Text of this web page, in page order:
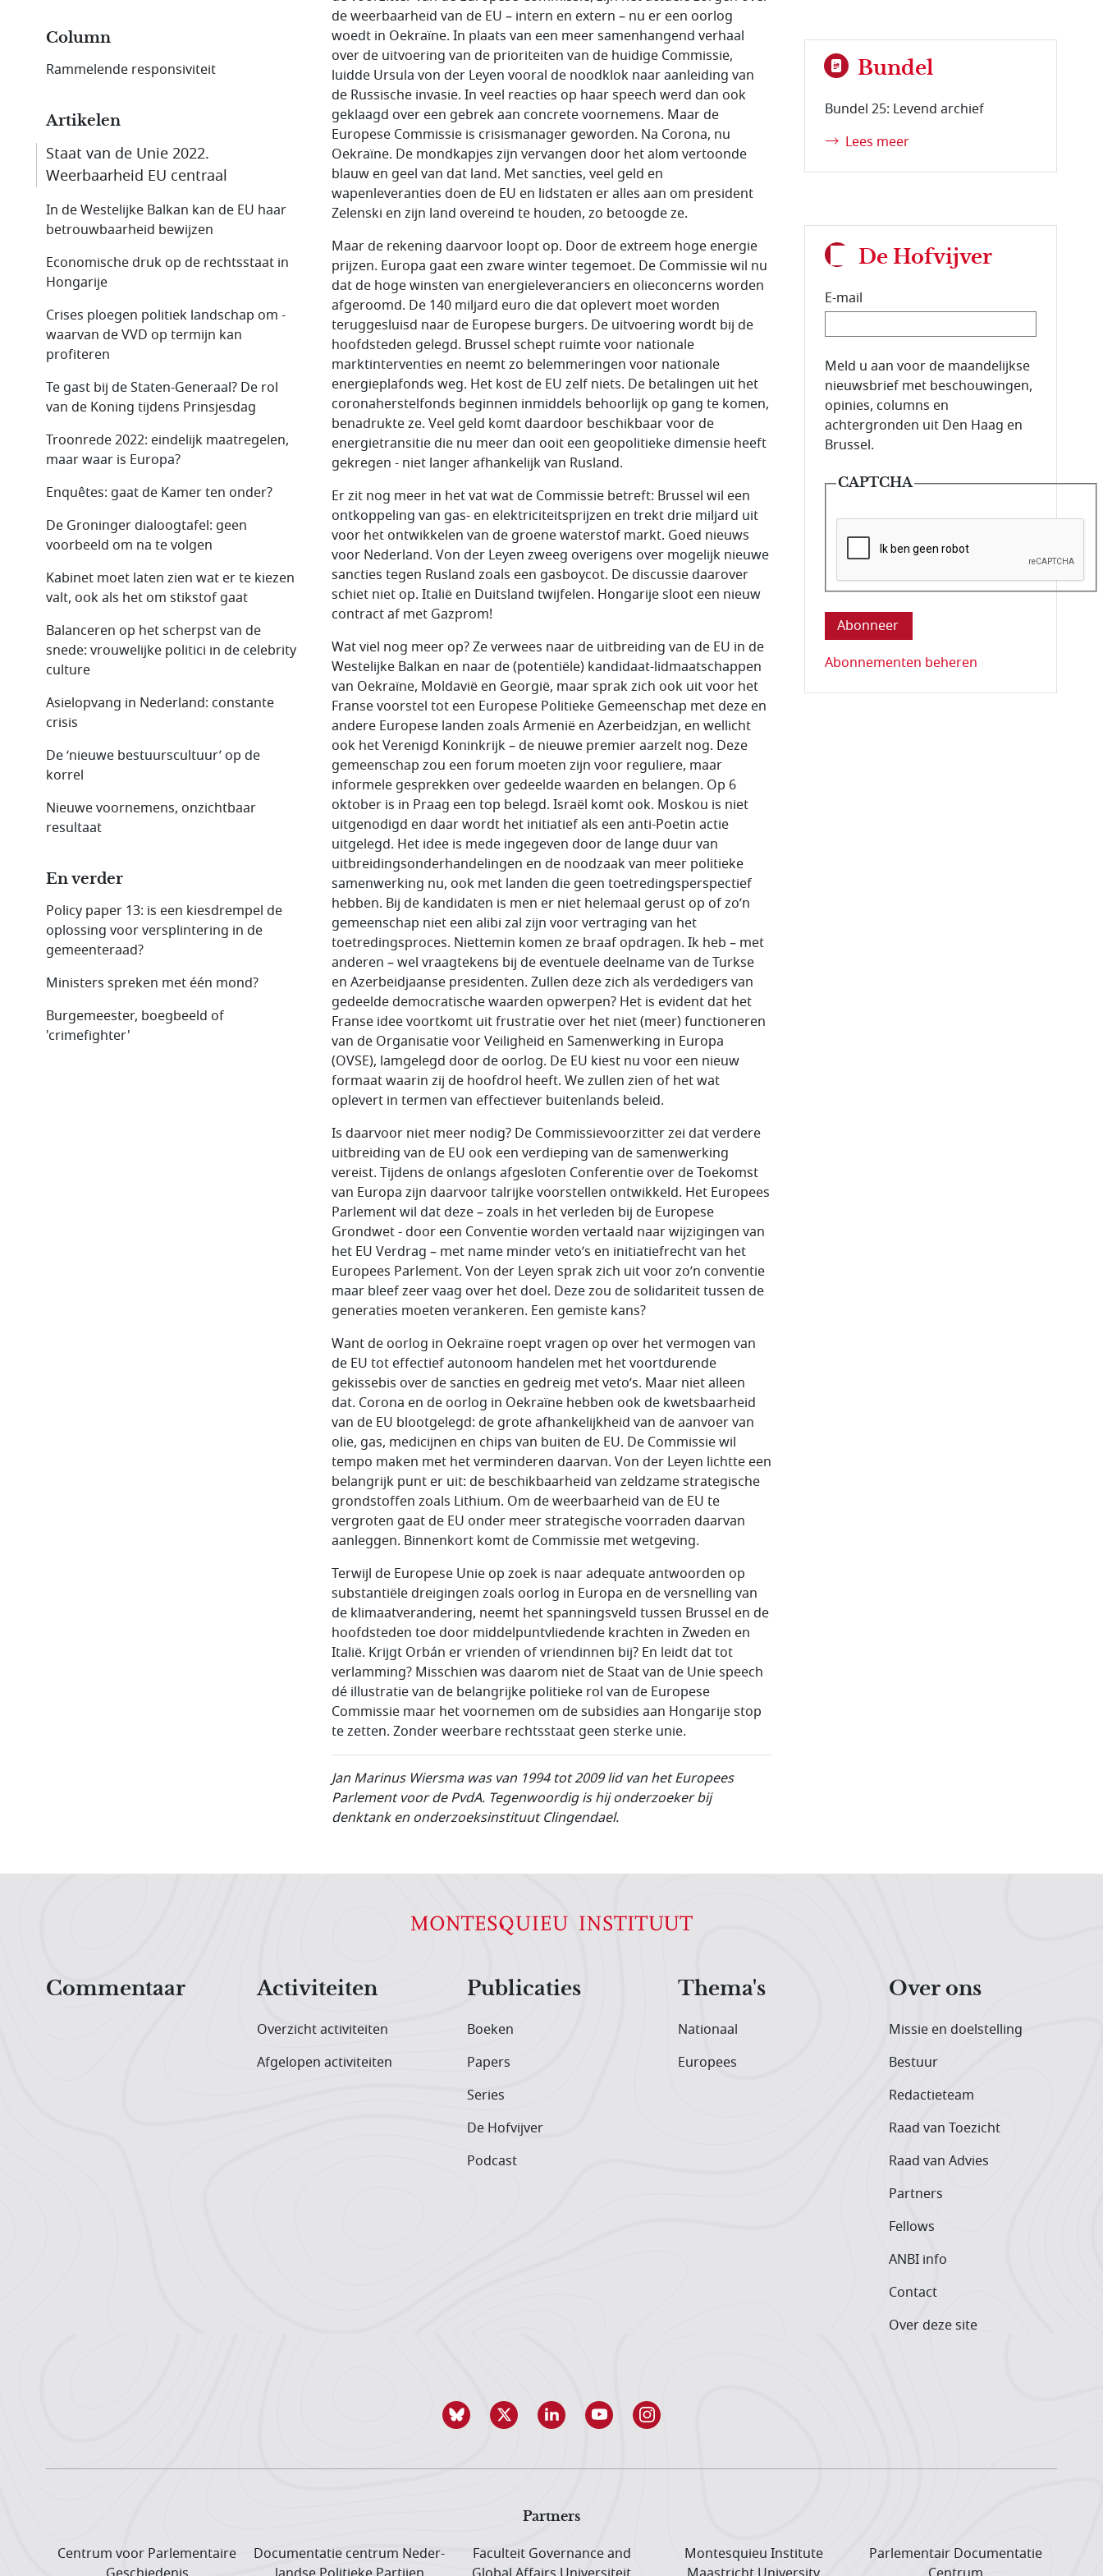
de weerbaarheid van de EU – intern en extern – nu er een oorlog
woedt in Oekraïne. In plaats van een meer samenhangend verhaal
over de uitvoering van de prioriteiten van de huidige Commissie,
luidde Ursula von der Leyen vooral de noodklok naar aanleiding van
de Russische invasie. In veel reacties op haar speech werd dan ook
geklaagd over een gebrek aan concrete voornemens. Maar de
Europese Commissie is crisismanager geworden. Na Corona, nu
Oekraïne. De mondkapjes zijn vervangen door het alom vertoonde
blauw en geel van dat land. Met sancties, veel geld en
wapenleveranties doen de EU en lidstaten er alles aan om president
Zelenski en zijn land overeind te houden, zo betoogde ze.
Maar de rekening daarvoor loopt op. Door de extreem hoge energie
prijzen. Europa gaat een zware winter tegemoet. De Commissie wil nu
dat de hoge winsten van energieleveranciers en olieconcerns worden
afgeroomd. De 140 miljard euro die dat oplevert moet worden
teruggesluisd naar de Europese burgers. De uitvoering wordt bij de
hoofdsteden gelegd. Brussel schept ruimte voor nationale
marktinterventies en neemt zo belemmeringen voor nationale
energieplafonds weg. Het kost de EU zelf niets. De betalingen uit het
coronaherstelfonds beginnen inmiddels behoorlijk op gang te komen,
benadrukte ze. Veel geld komt daardoor beschikbaar voor de
energietransitie die nu meer dan ooit een geopolitieke dimensie heeft
gekregen - niet langer afhankelijk van Rusland.
Er zit nog meer in het vat wat de Commissie betreft: Brussel wil een
ontkoppeling van gas- en elektriciteitsprijzen en trekt drie miljard uit
voor het ontwikkelen van de groene waterstof markt. Goed nieuws
voor Nederland. Von der Leyen zweeg overigens over mogelijk nieuwe
sancties tegen Rusland zoals een gasboycot. De discussie daarover
schiet niet op. Italië en Duitsland twijfelen. Hongarije sloot een nieuw
contract af met Gazprom!
Wat viel nog meer op? Ze verwees naar de uitbreiding van de EU in de
Westelijke Balkan en naar de (potentiële) kandidaat-lidmaatschappen
van Oekraïne, Moldavië en Georgië, maar sprak zich ook uit voor het
Franse voorstel tot een Europese Politieke Gemeenschap met deze en
andere Europese landen zoals Armenië en Azerbeidzjan, en wellicht
ook het Verenigd Koninkrijk – de nieuwe premier aarzelt nog. Deze
gemeenschap zou een forum moeten zijn voor reguliere, maar
informele gesprekken over gedeelde waarden en belangen. Op 6
oktober is in Praag een top belegd. Israël komt ook. Moskou is niet
uitgenodigd en daar wordt het initiatief als een anti-Poetin actie
uitgelegd. Het idee is mede ingegeven door de lange duur van
uitbreidingsonderhandelingen en de noodzaak van meer politieke
samenwerking nu, ook met landen die geen toetredingsperspectief
hebben. Bij de kandidaten is men er niet helemaal gerust op of zo’n
gemeenschap niet een alibi zal zijn voor vertraging van het
toetredingsproces. Niettemin komen ze braaf opdragen. Ik heb – met
anderen – wel vraagtekens bij de eventuele deelname van de Turkse
en Azerbeidjaanse presidenten. Zullen deze zich als verdedigers van
gedeelde democratische waarden opwerpen? Het is evident dat het
Franse idee voortkomt uit frustratie over het niet (meer) functioneren
van de Organisatie voor Veiligheid en Samenwerking in Europa
(OVSE), lamgelegd door de oorlog. De EU kiest nu voor een nieuw
formaat waarin zij de hoofdrol heeft. We zullen zien of het wat
oplevert in termen van effectiever buitenlands beleid.
Is daarvoor niet meer nodig? De Commissievoorzitter zei dat verdere
uitbreiding van de EU ook een verdieping van de samenwerking
vereist. Tijdens de onlangs afgesloten Conferentie over de Toekomst
van Europa zijn daarvoor talrijke voorstellen ontwikkeld. Het Europees
Parlement wil dat deze – zoals in het verleden bij de Europese
Grondwet - door een Conventie worden vertaald naar wijzigingen van
het EU Verdrag – met name minder veto’s en initiatiefrecht van het
Europees Parlement. Von der Leyen sprak zich uit voor zo’n conventie
maar bleef zeer vaag over het doel. Deze zou de solidariteit tussen de
generaties moeten verankeren. Een gemiste kans?
Want de oorlog in Oekraïne roept vragen op over het vermogen van
de EU tot effectief autonoom handelen met het voortdurende
gekissebis over de sancties en gedreig met veto’s. Maar niet alleen
dat. Corona en de oorlog in Oekraïne hebben ook de kwetsbaarheid
van de EU blootgelegd: de grote afhankelijkheid van de aanvoer van
olie, gas, medicijnen en chips van buiten de EU. De Commissie wil
tempo maken met het verminderen daarvan. Von der Leyen lichtte een
belangrijk punt er uit: de beschikbaarheid van zeldzame strategische
grondstoffen zoals Lithium. Om de weerbaarheid van de EU te
vergroten gaat de EU onder meer strategische voorraden daarvan
aanleggen. Binnenkort komt de Commissie met wetgeving.
Terwijl de Europese Unie op zoek is naar adequate antwoorden op
substantiële dreigingen zoals oorlog in Europa en de versnelling van
de klimaatverandering, neemt het spanningsveld tussen Brussel en de
hoofdsteden toe door middelpuntvliedende krachten in Zweden en
Italië. Krijgt Orbán er vrienden of vriendinnen bij? En leidt dat tot
verlamming? Misschien was daarom niet de Staat van de Unie speech
dé illustratie van de belangrijke politieke rol van de Europese
Commissie maar het voornemen om de subsidies aan Hongarije stop
te zetten. Zonder weerbare rechtsstaat geen sterke unie.
Jan Marinus Wiersma was van 1994 tot 2009 lid van het Europees
Parlement voor de PvdA. Tegenwoordig is hij onderzoeker bij
denktank en onderzoeksinstituut Clingendael.
Column
Rammelende responsiviteit
Artikelen
Staat van de Unie 2022.
Weerbaarheid EU centraal
In de Westelijke Balkan kan de EU haar
betrouwbaarheid bewijzen
Economische druk op de rechtsstaat in
Hongarije
Crises ploegen politiek landschap om -
waarvan de VVD op termijn kan
profiteren
Te gast bij de Staten-Generaal? De rol
van de Koning tijdens Prinsjesdag
Troonrede 2022: eindelijk maatregelen,
maar waar is Europa?
Enquêtes: gaat de Kamer ten onder?
De Groninger dialoogtafel: geen
voorbeeld om na te volgen
Kabinet moet laten zien wat er te kiezen
valt, ook als het om stikstof gaat
Balanceren op het scherpst van de
snede: vrouwelijke politici in de celebrity
culture
Asielopvang in Nederland: constante
crisis
De ‘nieuwe bestuurscultuur’ op de
korrel
Nieuwe voornemens, onzichtbaar
resultaat
En verder
Policy paper 13: is een kiesdrempel de
oplossing voor versplintering in de
gemeenteraad?
Ministers spreken met één mond?
Burgemeester, boegbeeld of
'crimefighter'
Bundel
Bundel 25: Levend archief
Lees meer
De Hofvijver
E-mail
E-mailadres van de abonnee.
Meld u aan voor de maandelijkse
nieuwsbrief met beschouwingen,
opinies, columns en
achtergronden uit Den Haag en
Brussel.
CAPTCHA
Deze vraag is om te controleren dat u
Abonnementen beheren
Commentaar
Activiteiten
Overzicht activiteiten
Afgelopen activiteiten
Publicaties
Boeken
Papers
Series
De Hofvijver
Podcast
Thema's
Nationaal
Europees
Over ons
Missie en doelstelling
Bestuur
Redactieteam
Raad van Toezicht
Raad van Advies
Partners
Fellows
ANBI info
Contact
Over deze site
Partners
Centrum voor Parlementaire
Documentatie centrum Neder­
Faculteit Governance and
Montesquieu Institute
Parlementair Documentatie